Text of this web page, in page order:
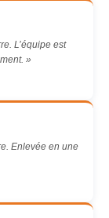
L’équipe est
»
Enlevée en une